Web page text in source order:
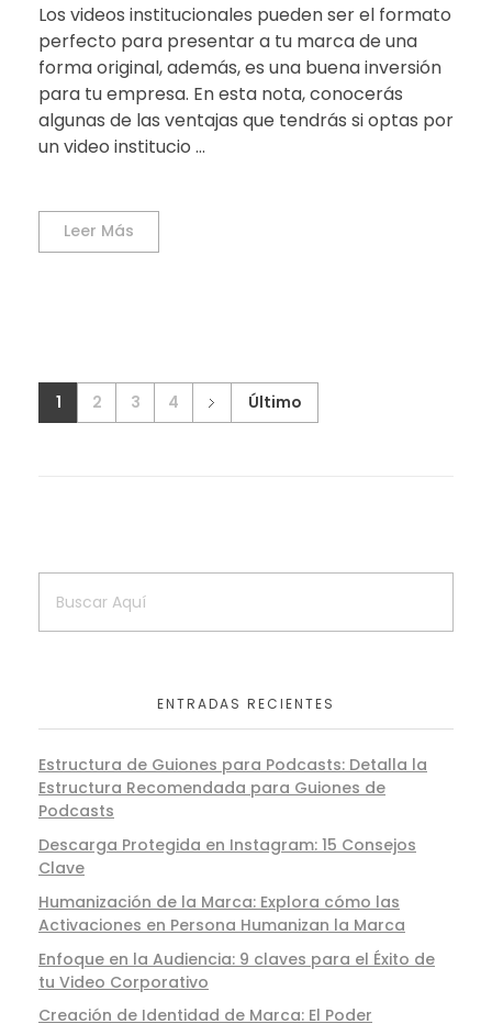
Los videos institucionales pueden ser el formato
perfecto para presentar a tu marca de una
forma original, además, es una buena inversión
para tu empresa. En esta nota, conocerás
algunas de las ventajas que tendrás si optas por
un video institucio ...
Leer Más
1 2 3 4 Último
ENTRADAS RECIENTES
Estructura de Guiones para Podcasts: Detalla la
Estructura Recomendada para Guiones de
Podcasts
Descarga Protegida en Instagram: 15 Consejos
Clave
Humanización de la Marca: Explora cómo las
Activaciones en Persona Humanizan la Marca
Enfoque en la Audiencia: 9 claves para el Éxito de
tu Video Corporativo
Creación de Identidad de Marca: El Poder